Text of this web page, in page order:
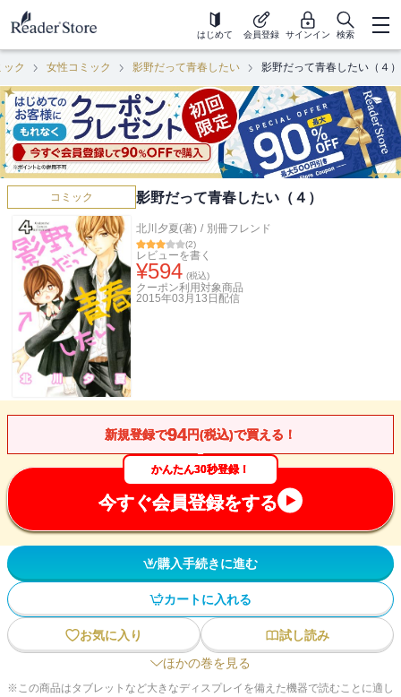
はじめて 会員登録 サインイン 検索
ック 女性コミック 影野だって青春したい 影野だって青春したい（４）
コミック 影野だって青春したい（４）
北川夕夏(著) / 別冊フレンド
(2)
レビューを書く
¥594 (税込)
クーポン利用対象商品
2015年03月13日 配信
新規登録で94円(税込)で買える！
かんたん30秒登録！
今すぐ会員登録をする
購入手続きに進む
カートに入れる
お気に入り
試し読み
ほかの巻を見る
※この商品はタブレットなど大きなディスプレイを備えた機器で読むことに適し